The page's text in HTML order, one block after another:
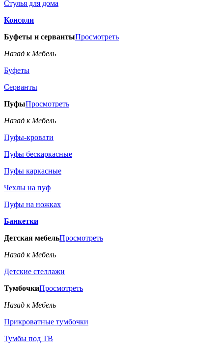
Стулья для дома
Консоли
Буфеты и сервантыПросмотреть
Назад к Мебель
Буфеты
Серванты
ПуфыПросмотреть
Назад к Мебель
Пуфы-кровати
Пуфы бескаркасные
Пуфы каркасные
Чехлы на пуф
Пуфы на ножках
Банкетки
Детская мебельПросмотреть
Назад к Мебель
Детские стеллажи
ТумбочкиПросмотреть
Назад к Мебель
Прикроватные тумбочки
Тумбы под ТВ